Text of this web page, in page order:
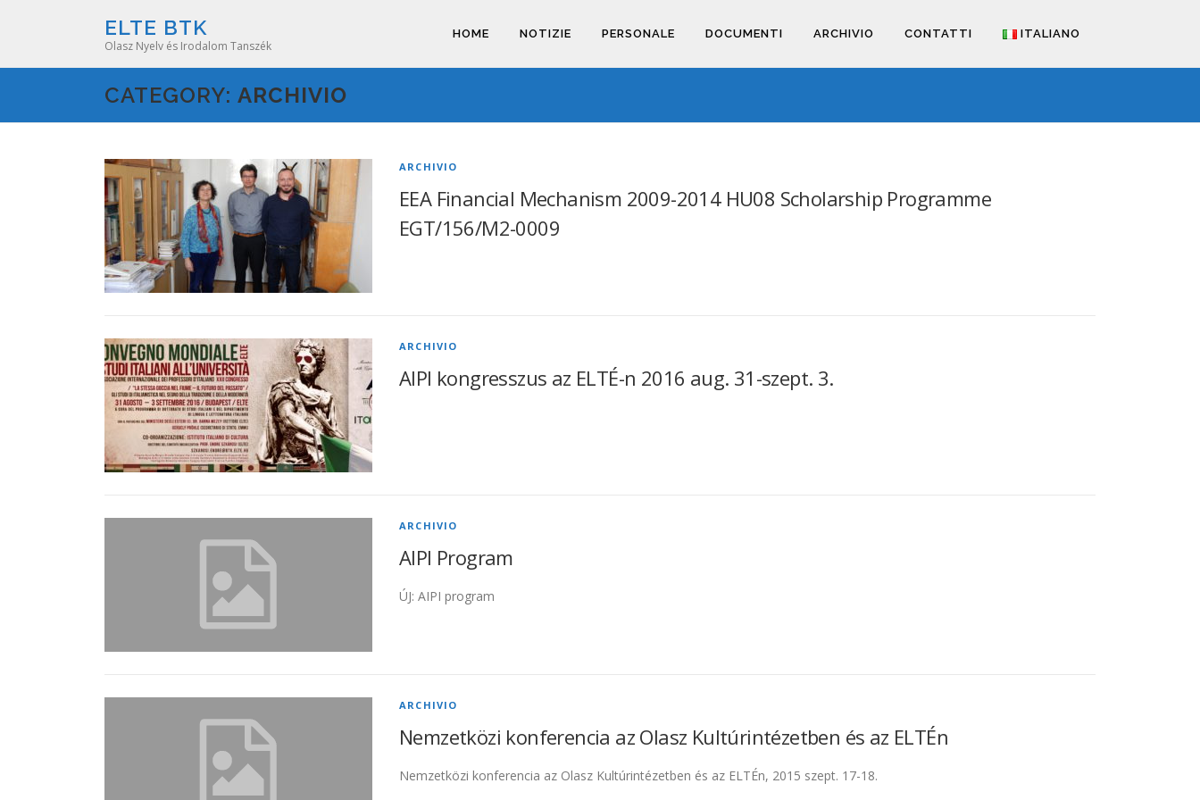
ELTE BTK
Olasz Nyelv és Irodalom Tanszék
HOME NOTIZIE PERSONALE DOCUMENTI ARCHIVIO CONTATTI ITALIANO
CATEGORY: ARCHIVIO
ARCHIVIO
EEA Financial Mechanism 2009-2014 HU08 Scholarship Programme
EGT/156/M2-0009
ARCHIVIO
AIPI kongresszus az ELTÉ-n 2016 aug. 31-szept. 3.
ARCHIVIO
AIPI Program
ÚJ: AIPI program
ARCHIVIO
Nemzetközi konferencia az Olasz Kultúrintézetben és az ELTÉn
Nemzetközi konferencia az Olasz Kultúrintézetben és az ELTÉn, 2015 szept. 17-18.